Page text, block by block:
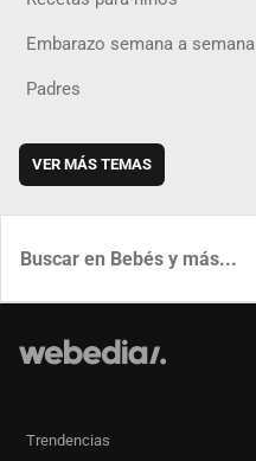
Embarazo semana a semana
Padres
VER MÁS TEMAS
Trendencias